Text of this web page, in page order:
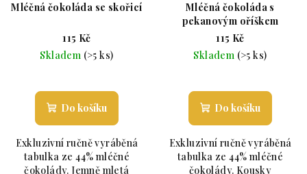
Mléčná čokoláda se skořicí
115 Kč
Skladem (>5 ks)
Do košíku
Exkluzivní ručně vyráběná
tabulka ze 44% mléčné
čokolády. Jemně mletá
Mléčná čokoláda s
pekanovým oříškem
115 Kč
Skladem (>5 ks)
Do košíku
Exkluzivní ručně vyráběná
tabulka ze 44% mléčné
čokolády. Kousky